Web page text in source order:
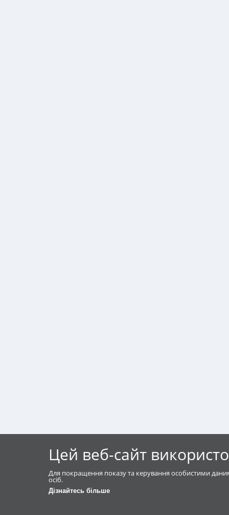
Цей веб-сайт
Для покращення показу та керування особистими
осіб.
Дізнайтесь більше